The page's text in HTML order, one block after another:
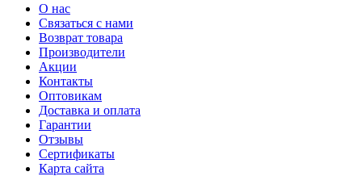
О нас
Связаться с нами
Возврат товара
Производители
Акции
Контакты
Оптовикам
Доставка и оплата
Гарантии
Отзывы
Сертификаты
Карта сайта